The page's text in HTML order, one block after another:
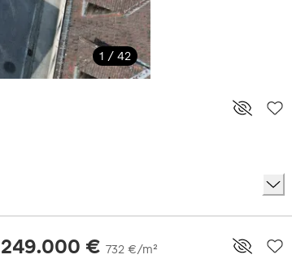
1 / 42
249.000 € 732 €/m²